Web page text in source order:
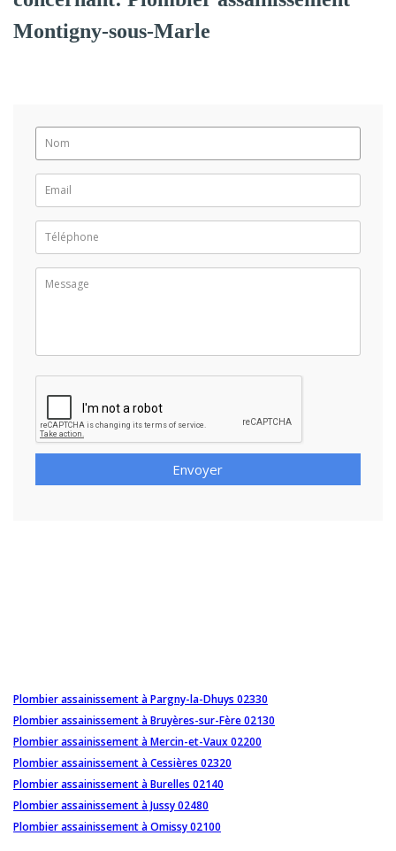
Montigny-sous-Marle
Envoyer
Plombier assainissement à Pargny-la-Dhuys 02330
Plombier assainissement à Bruyères-sur-Fère 02130
Plombier assainissement à Mercin-et-Vaux 02200
Plombier assainissement à Cessières 02320
Plombier assainissement à Burelles 02140
Plombier assainissement à Jussy 02480
Plombier assainissement à Omissy 02100